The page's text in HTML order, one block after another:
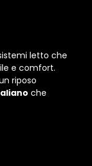
letto che
e comfort.
riposo
che